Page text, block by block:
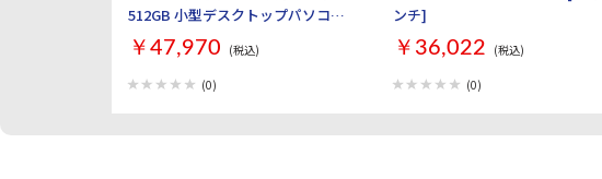
512GB 小型デスクトップパソコン
GMKtec NucBox G3S GMK-G3S-
16/512-W11PRO(N95)
￥47,970 (税込)
(0)
ンチ]
￥36,022 (税込)
(0)